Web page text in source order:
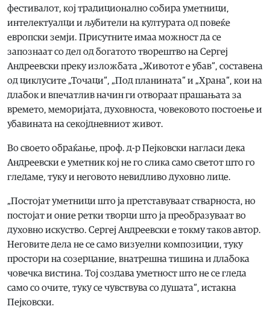
фестивалот, кој традиционално собира уметници,
интелектуалци и љубители на културата од повеќе
европски земји. Присутните имаа можност да се
запознаат со дел од богатото творештво на Сергеј
Андреевски преку изложбата „Животот е убав“, составена
од циклусите „Точаци“, „Под планината“ и „Храна“, кои на
длабок и впечатлив начин ги отвораат прашањата за
времето, меморијата, духовноста, човековото постоење и
убавината на секојдневниот живот.
Во своето обраќање, проф. д-р Пејковски нагласи дека
Андреевски е уметник кој не го слика само светот што го
гледаме, туку и неговото невидливо духовно лице.
„Постојат уметници што ја претставуваат стварноста, но
постојат и оние ретки творци што ја преобразуваат во
духовно искуство. Сергеј Андреевски е токму таков автор.
Неговите дела не се само визуелни композиции, туку
простори на созерцание, внатрешна тишина и длабока
човечка вистина. Тој создава уметност што не се гледа
само со очите, туку се чувствува со душата“, истакна
Пејковски.